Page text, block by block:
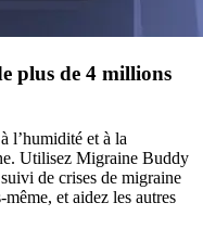
plus de 4 millions
l’humidité et à la
Utilisez Migraine Buddy
de crises de migraine
et aidez les autres